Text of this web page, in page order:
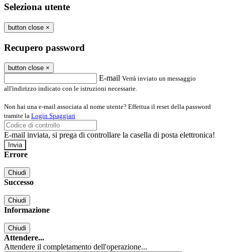
Seleziona utente
button close ×
Recupero password
button close ×
E-mail Verrà inviato un messaggio
all'indirizzo indicato con le istruzioni necessarie.
Non hai una e-mail associata al nome utente? Effettua il reset della password
tramite la Login Spaggiari
E-mail inviata, si prega di controllare la casella di posta elettronica!
Errore
Chiudi
Successo
Chiudi
Informazione
Chiudi
Attendere...
Attendere il completamento dell'operazione...